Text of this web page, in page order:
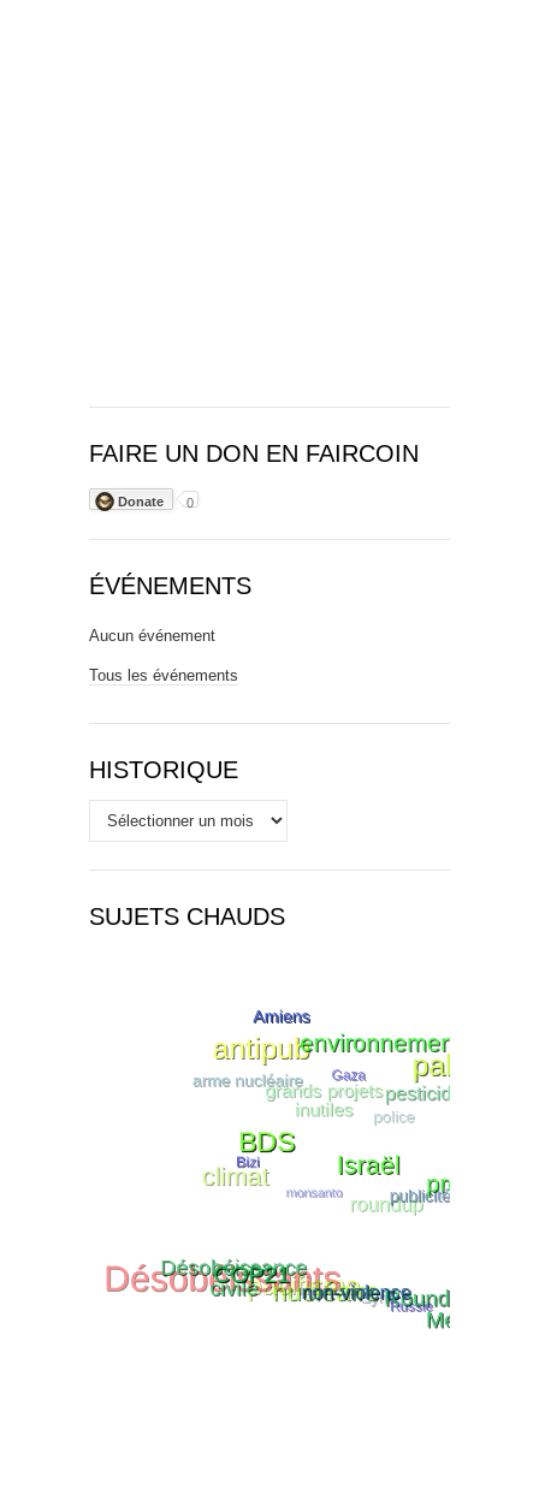
FAIRE UN DON EN FAIRCOIN
Donate 0
ÉVÉNEMENTS
Aucun événement
Tous les événements
HISTORIQUE
Historique
SUJETS CHAUDS